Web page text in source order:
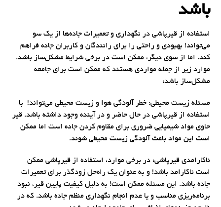
باشد
استفاده از قیرپاشی در نگهداری و تعمیرات جاده‌ها از یک سو
می‌تواند! بهبودی و راحتی را برای رانندگان و کاربران جاده فراهم
کند. اما از سوی دیگر، ممکن است در برخی شرایط مشکل‌ساز باشد.
موارد زیر از جمله مواردی هستند که ممکن است برای جامعه
مشکل‌ساز باشد:
مسئله زیست محیطی: خطر آلودگی هوا و زیست محیطی می‌تواند! با
استفاده از قیرپاشی در حال حاضر و در آینده وجود داشته باشد. قیر
حاوی مواد شیمیایی ضروری برای مقاوم کردن جاده است اما ممکن
است این مواد باعث آلودگی زیست محیطی شوند.
ناکارامدی قیرپاشی: در برخی موارد، استفاده از قیرپاشی ممکن
است ناکارامد باشد! و به عنوان یک راه‌حل زودگذر برای تعمیرات
جاده باشد. این مسئله ممکن است! به دلیل کیفیت پایین قیر، نبود
برنامه‌ریزی مناسب و یا عدم انجام نگهداری منظم جاده باشد. که در